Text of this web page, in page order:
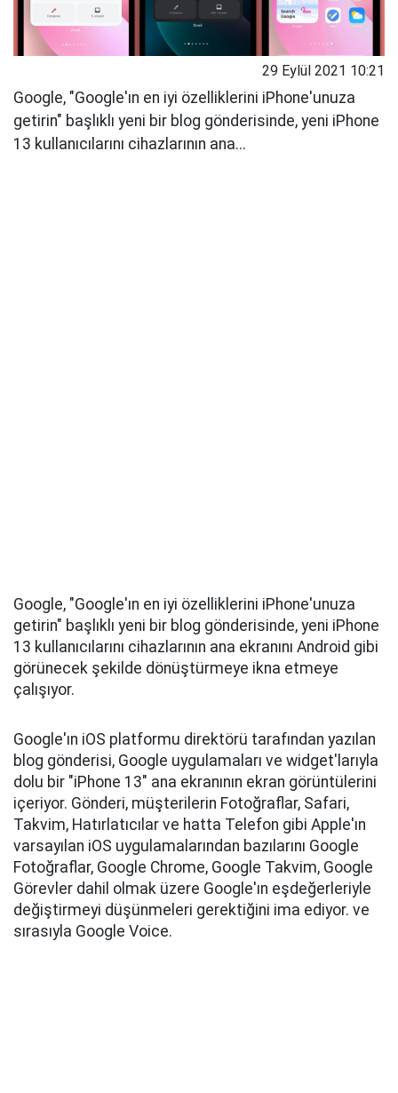
29 Eylül 2021 10:21
Google, "Google'ın en iyi özelliklerini iPhone'unuza
getirin" başlıklı yeni bir blog gönderisinde, yeni iPhone
13 kullanıcılarını ‌cihazlarının ana...
Google, "Google'ın en iyi özelliklerini iPhone'unuza
getirin" başlıklı yeni bir blog gönderisinde, yeni iPhone
13 kullanıcılarını ‌cihazlarının ana ekranını Android gibi
görünecek şekilde dönüştürmeye ikna etmeye
çalışıyor.
Google'ın iOS platformu direktörü tarafından yazılan
blog gönderisi, Google uygulamaları ve widget'larıyla
dolu bir "iPhone 13" ana ekranının ekran görüntülerini
içeriyor. Gönderi, müşterilerin Fotoğraflar, Safari,
Takvim, Hatırlatıcılar ve hatta Telefon gibi Apple'ın
varsayılan iOS uygulamalarından bazılarını Google
‌Fotoğraflar‌, Google Chrome, Google Takvim, Google
Görevler dahil olmak üzere Google'ın eşdeğerleriyle
değiştirmeyi düşünmeleri gerektiğini ima ediyor. ve
sırasıyla Google Voice.